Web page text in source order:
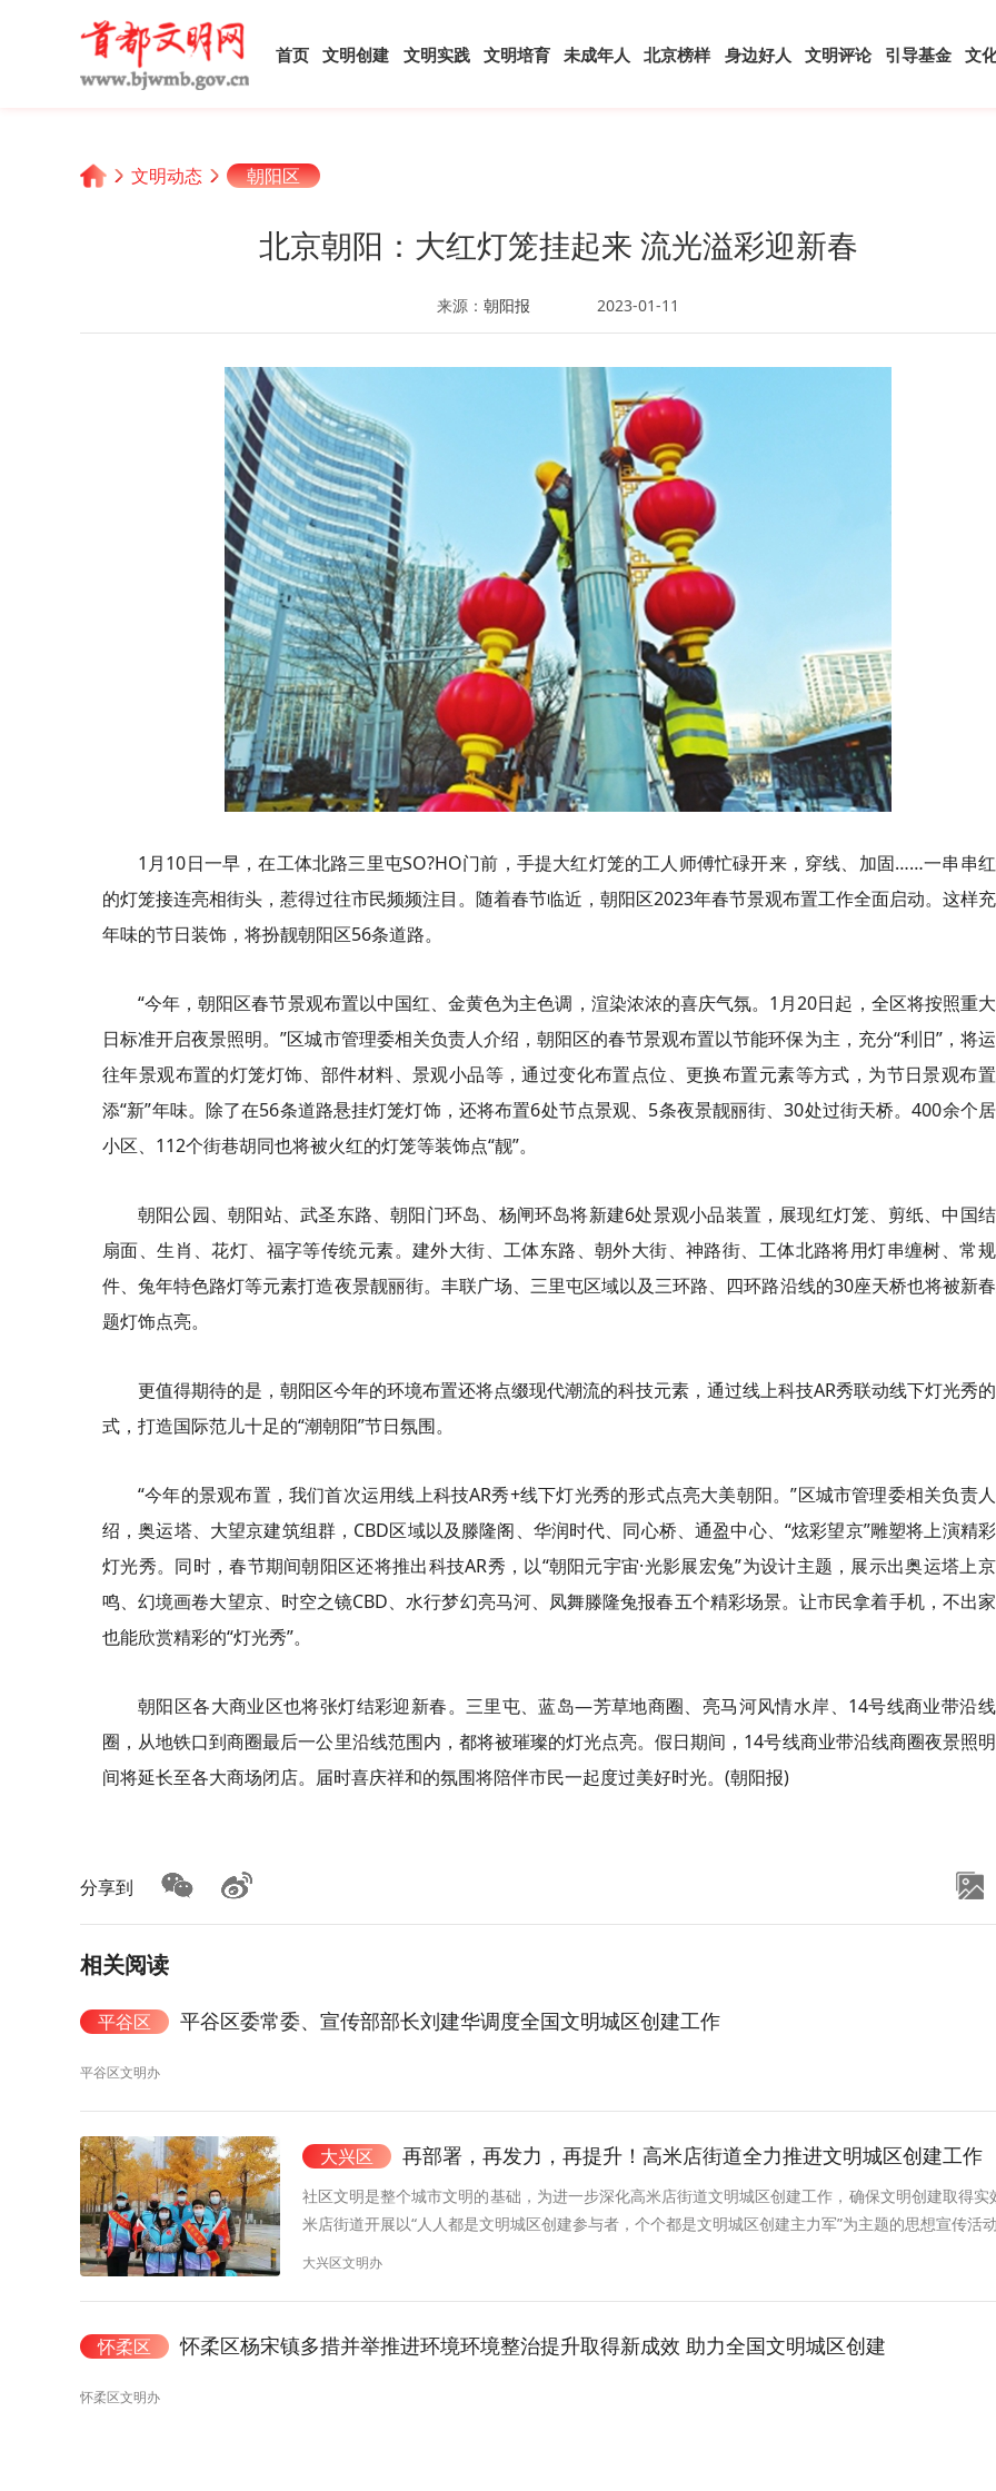
首页 文明创建 文明实践 文明培育 未成年人 北京榜样 身边好人 文明评论 引导基金 文
文明动态 朝阳区
北京朝阳：大红灯笼挂起来 流光溢彩迎新春
来源： 朝阳报 2023-01-11
1月10日一早，在工体北路三里屯SO?HO门前，手提大红灯笼的工人师傅忙碌开来，穿线、加固……一串串
的灯笼接连亮相街头，惹得过往市民频频注目。随着春节临近，朝阳区2023年春节景观布置工作全面启动。这样
年味的节日装饰，将扮靓朝阳区56条道路。
“今年，朝阳区春节景观布置以中国红、金黄色为主色调，渲染浓浓的喜庆气氛。1月20日起，全区将按照重
日标准开启夜景照明。”区城市管理委相关负责人介绍，朝阳区的春节景观布置以节能环保为主，充分“利旧”，将
往年景观布置的灯笼灯饰、部件材料、景观小品等，通过变化布置点位、更换布置元素等方式，为节日景观布
添“新”年味。除了在56条道路悬挂灯笼灯饰，还将布置6处节点景观、5条夜景靓丽街、30处过街天桥。400余个
小区、112个街巷胡同也将被火红的灯笼等装饰点“靓”。
朝阳公园、朝阳站、武圣东路、朝阳门环岛、杨闸环岛将新建6处景观小品装置，展现红灯笼、剪纸、中国结
扇面、生肖、花灯、福字等传统元素。建外大街、工体东路、朝外大街、神路街、工体北路将用灯串缠树、常
件、兔年特色路灯等元素打造夜景靓丽街。丰联广场、三里屯区域以及三环路、四环路沿线的30座天桥也将被新
题灯饰点亮。
更值得期待的是，朝阳区今年的环境布置还将点缀现代潮流的科技元素，通过线上科技AR秀联动线下灯光秀
式，打造国际范儿十足的“潮朝阳”节日氛围。
“今年的景观布置，我们首次运用线上科技AR秀+线下灯光秀的形式点亮大美朝阳。”区城市管理委相关负责
绍，奥运塔、大望京建筑组群，CBD区域以及滕隆阁、华润时代、同心桥、通盈中心、“炫彩望京”雕塑将上演精
灯光秀。同时，春节期间朝阳区还将推出科技AR秀，以“朝阳元宇宙·光影展宏兔”为设计主题，展示出奥运塔上
鸣、幻境画卷大望京、时空之镜CBD、水行梦幻亮马河、凤舞滕隆兔报春五个精彩场景。让市民拿着手机，不出
也能欣赏精彩的“灯光秀”。
朝阳区各大商业区也将张灯结彩迎新春。三里屯、蓝岛—芳草地商圈、亮马河风情水岸、14号线商业带沿
圈，从地铁口到商圈最后一公里沿线范围内，都将被璀璨的灯光点亮。假日期间，14号线商业带沿线商圈夜景照
间将延长至各大商场闭店。届时喜庆祥和的氛围将陪伴市民一起度过美好时光。(朝阳报)
分享到
相关阅读
平谷区 平谷区委常委、宣传部部长刘建华调度全国文明城区创建工作
平谷区文明办
大兴区 再部署，再发力，再提升！高米店街道全力推进文明城区创建工作
社区文明是整个城市文明的基础，为进一步深化高米店街道文明城区创建工作，确保文明创建取得实
米店街道开展以“人人都是文明城区创建参与者，个个都是文明城区创建主力军”为主题的思想宣传活动
大兴区文明办
怀柔区 怀柔区杨宋镇多措并举推进环境环境整治提升取得新成效 助力全国文明城区创建
怀柔区文明办